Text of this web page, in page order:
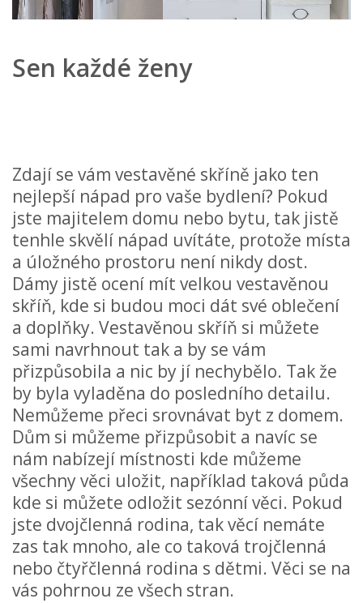
Sen každé ženy
Zdají se vám vestavěné skříně jako ten
nejlepší nápad pro vaše bydlení? Pokud
jste majitelem domu nebo bytu, tak jistě
tenhle skvělí nápad uvítáte, protože místa
a úložného prostoru není nikdy dost.
Dámy jistě ocení mít velkou vestavěnou
skříň, kde si budou moci dát své oblečení
a doplňky. Vestavěnou skříň si můžete
sami navrhnout tak a by se vám
přizpůsobila a nic by jí nechybělo. Tak že
by byla vyladěna do posledního detailu.
Nemůžeme přeci srovnávat byt z domem.
Dům si můžeme přizpůsobit a navíc se
nám nabízejí místnosti kde můžeme
všechny věci uložit, například taková půda
kde si můžete odložit sezónní věci. Pokud
jste dvojčlenná rodina, tak věcí nemáte
zas tak mnoho, ale co taková trojčlenná
nebo čtyřčlenná rodina s dětmi. Věci se na
vás pohrnou ze všech stran.